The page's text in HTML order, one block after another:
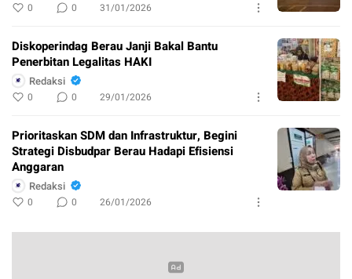
0 0 31/01/2026
Diskoperindag Berau Janji Bakal Bantu
Penerbitan Legalitas HAKI
Redaksi
0 0 29/01/2026
Prioritaskan SDM dan Infrastruktur, Begini
Strategi Disbudpar Berau Hadapi Efisiensi
Anggaran
Redaksi
0 0 26/01/2026